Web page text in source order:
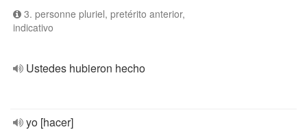
3. personne pluriel, pretérito anterior,
indicativo
Ustedes hubieron hecho
yo [hacer]